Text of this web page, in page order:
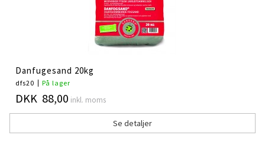
Danfugesand 20kg
dfs20 På lager
DKK 88,00 inkl. moms
Se detaljer